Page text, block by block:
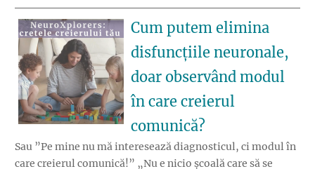
Cum putem elimina
disfuncțiile neuronale,
doar observând modul
în care creierul
comunică?
Sau ”Pe mine nu mă interesează diagnosticul, ci modul în
care creierul comunică!” „Nu e nicio școală care să se